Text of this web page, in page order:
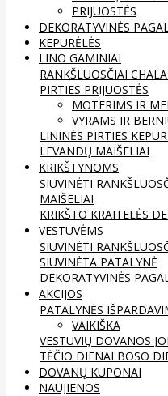
PRIJUOSTĖS
DEKORATYVINĖS
KEPURĖLĖS
LINO GAMINIAI
RANKŠLUOSČIAI
PIRTIES PRIJUOSTĖS
MOTERIMS IR
VYRAMS IR
LININĖS PIRTIES
LEVANDŲ MAIŠELIAI
KRIKŠTYNOMS
SIUVINĖTI
MAIŠELIAI
KRIKŠTO KRAITELĖS
VESTUVĖMS
SIUVINĖTI
SIUVINĖTA PATALYNĖ
DEKORATYVINĖS
AKCIJOS
PATALYNĖS
VAIKIŠKA
VESTUVIŲ DOVANOS
TĖČIO DIENAI BOSO
DOVANŲ KUPONAI
NAUJIENOS